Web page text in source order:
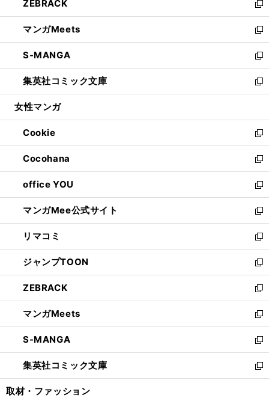
く
で
開
く
ド
ウ
で
開
く
ィ
ン
ド
ウ
で
開
く
い
ウ
ィ
ン
ド
ウ
で
開
ZEBRACK
新
し
い
ウ
ィ
ン
ド
ウ
開
く
マンガMeets
新
し
い
ウ
ィ
ン
ウ
で
開
く
S-MANGA
新
し
い
ウ
ン
ド
ウ
で
開
く
集英社コミック文庫
新
し
ウ
ィ
ン
ド
ウ
で
開
く
女性マンガ
Cookie
新
し
い
ウ
ィ
ン
ド
ウ
で
開
く
Cocohana
新
し
い
ウ
ィ
ン
ド
ウ
で
開
く
office YOU
新
し
い
ウ
ィ
ン
ド
ウ
で
開
く
マンガMee公式サイト
新
し
い
ウ
ィ
ン
ド
ウ
で
開
く
リマコミ
新
し
い
ウ
ィ
ン
ド
ウ
で
開
く
ジャンプTOON
新
し
い
ウ
ィ
ン
ド
ウ
で
開
ZEBRACK
新
し
い
ウ
ィ
ン
ド
ウ
マンガMeets
新
し
い
ウ
ィ
ン
S-MANGA
新
し
い
ウ
集英社コミック文庫
新
し
取材・ファッション